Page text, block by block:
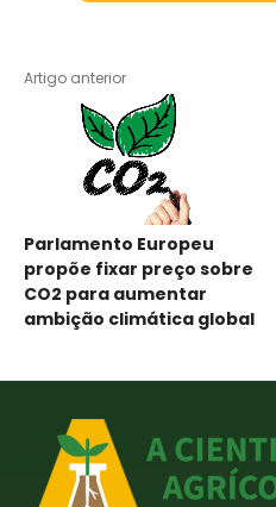
Artigo anterior
Parlamento Europeu
propõe fixar preço sobre
CO2 para aumentar
ambição climática global